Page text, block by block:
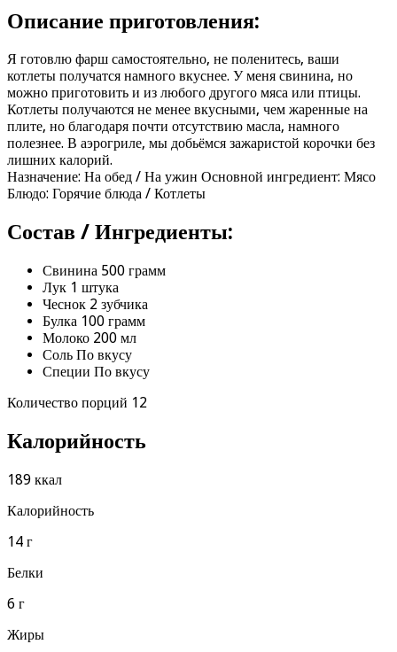
Описание приготовления:
Я готовлю фарш самостоятельно, не поленитесь, ваши
котлеты получатся намного вкуснее. У меня свинина, но
можно приготовить и из любого другого мяса или птицы.
Котлеты получаются не менее вкусными, чем жаренные на
плите, но благодаря почти отсутствию масла, намного
полезнее. В аэрогриле, мы добьёмся зажаристой корочки без
лишних калорий.
Назначение: На обед / На ужин Основной ингредиент: Мясо
Блюдо: Горячие блюда / Котлеты
Состав / Ингредиенты:
Свинина 500 грамм
Лук 1 штука
Чеснок 2 зубчика
Булка 100 грамм
Молоко 200 мл
Соль По вкусу
Специи По вкусу
Количество порций 12
Калорийность
189 ккал
Калорийность
14 г
Белки
6 г
Жиры